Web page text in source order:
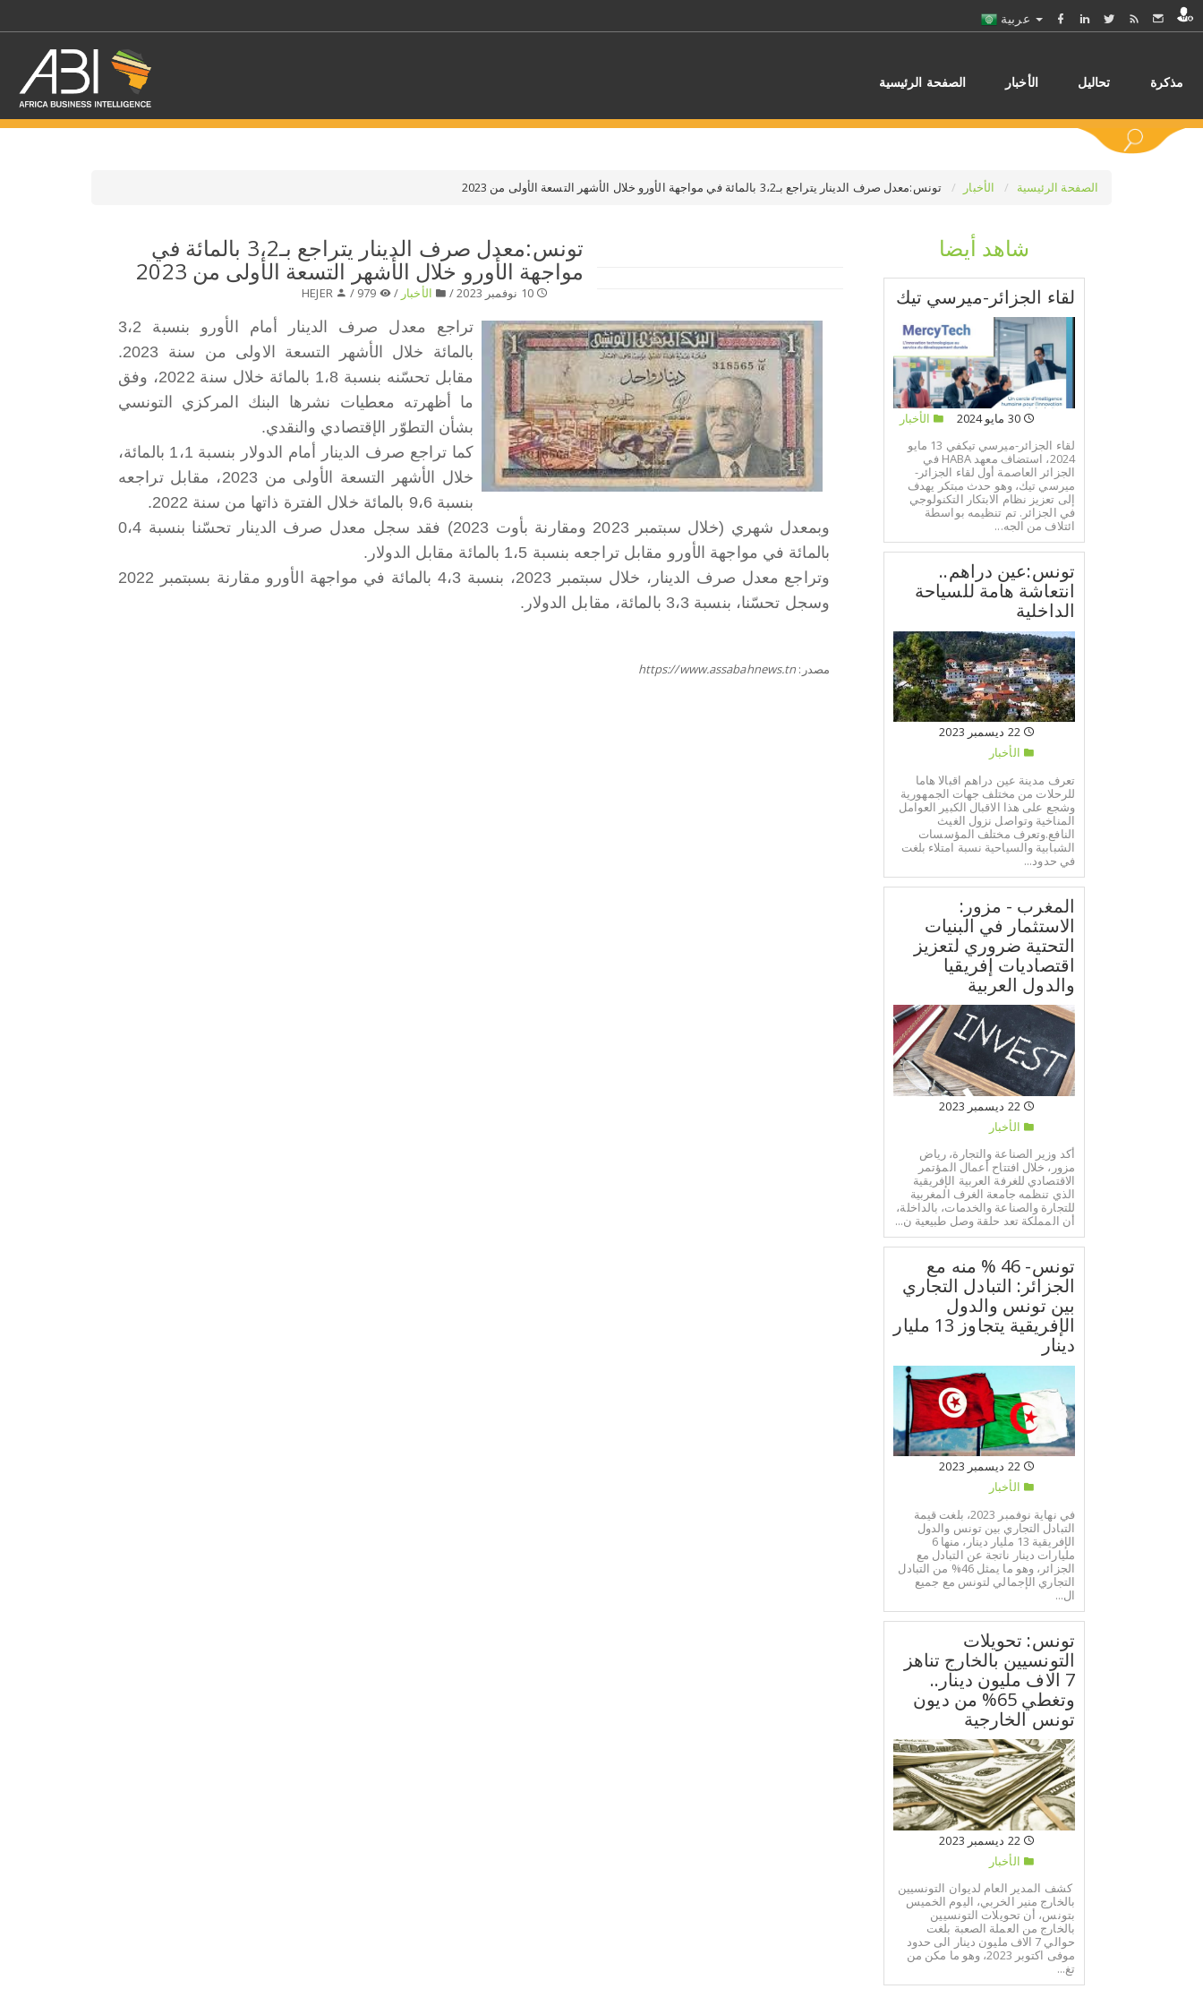
الصفحة الرئيسية الأخبار تحاليل مذكرة
اختر قطاع / القطاعات
حدد الفرع حدد الفئة
الصفحة الرئيسية الأخبار تونس:معدل صرف الدينار يتراجع بـ3،2 بالمائة في مواجهة الأورو خلال الأشهر التسعة الأولى من 2023
تونس:معدل صرف الدينار يتراجع بـ3،2 بالمائة في
مواجهة الأورو خلال الأشهر التسعة الأولى من 2023
10 نوفمبر 2023 / الأخبار /
تراجع معدل صرف الدينار أمام الأورو بنسبة 3،2
بالمائة خلال الأشهر التسعة الاولى من سنة 2023.
مقابل تحسّنه بنسبة 1،8 بالمائة خلال سنة 2022، وفق
ما أظهرته معطيات نشرها البنك المركزي التونسي
بشأن التطوّر الإقتصادي والنقدي.
كما تراجع صرف الدينار أمام الدولار بنسبة 1،1 بالمائة،
خلال الأشهر التسعة الأولى من 2023، مقابل تراجعه
بنسبة 9،6 بالمائة خلال الفترة ذاتها من سنة 2022.
وبمعدل شهري (خلال سبتمبر 2023 ومقارنة بأوت 2023) فقد سجل معدل صرف الدينار تحسّنا بنسبة 0،4
بالمائة في مواجهة الأورو مقابل تراجعه بنسبة 1،5 بالمائة مقابل الدولار.
وتراجع معدل صرف الدينار، خلال سبتمبر 2023، بنسبة 4،3 بالمائة في مواجهة الأورو مقارنة بسبتمبر 2022
وسجل تحسّنا، بنسبة 3،3 بالمائة، مقابل الدولار.
مصدر: https://www.assabahnews.tn
شاهد أيضا
لقاء الجزائر-ميرسي تيك
30 مايو 2024
الأخبار
لقاء الجزائر-ميرسي تيكفي 13 مايو
2024، استضاف معهد HABA في
الجزائر العاصمة أول لقاء الجزائر-
ميرسي تيك، وهو حدث مبتكر يهدف
إلى تعزيز نظام الابتكار التكنولوجي
في الجزائر. تم تنظيمه بواسطة
ائتلاف من الجه...
تونس:عين دراهم..
انتعاشة هامة للسياحة
الداخلية
22 ديسمبر 2023
الأخبار
تعرف مدينة عين دراهم اقبالا هاما
للرحلات من مختلف جهات الجمهورية
وشجع على هذا الاقبال الكبير العوامل
المناخية وتواصل نزول الغيث
النافع.وتعرف مختلف المؤسسات
الشبابية والسياحية نسبة امتلاء بلغت
في حدود...
المغرب - مزور:
الاستثمار في البنيات
التحتية ضروري لتعزيز
اقتصاديات إفريقيا
والدول العربية
الأخبار
أكد وزير الصناعة والتجارة، رياض
مزور، خلال افتتاح أعمال المؤتمر
الاقتصادي للغرفة العربية الإفريقية
الذي تنظمه جامعة الغرف المغربية
للتجارة والصناعة والخدمات، بالداخلة،
أن المملكة تعد حلقة وصل طبيعية ن...
تونس- 46 % منه مع
الجزائر: التبادل التجاري
بين تونس والدول
الإفريقية يتجاوز 13 مليار
دينار
22 ديسمبر 2023
الأخبار
في نهاية نوفمبر 2023، بلغت قيمة
التبادل التجاري بين تونس والدول
الإفريقية 13 مليار دينار، منها 6
مليارات دينار ناتجة عن التبادل مع
الجزائر، وهو ما يمثل 46% من التبادل
التجاري الإجمالي لتونس مع جميع
ال...
تونس: تحويلات
التونسيين بالخارج تناهز
7 الاف مليون دينار..
وتغطي 65% من ديون
تونس الخارجية
الأخبار
كشف المدير العام لديوان التونسيين
بالخارج منير الخربي، اليوم الخميس
بتونس، أن تحويلات التونسيين
بالخارج من العملة الصعبة بلغت
حوالي 7 الاف مليون دينار الى حدود
موفى اكتوبر 2023، وهو ما مكن من
تغ...